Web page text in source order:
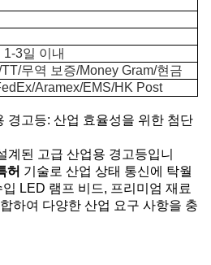
3일 이내
무역 보증/Money Gram/현금
Aramex/EMS/HK Post
경고등: 산업 효율성을 위한 첨단
계된 고급 산업용 경고등입니
허 기술로 산업 상태 통신에 탁월
LED 램프 비드, 프리미엄 재료
하여 다양한 산업 요구 사항을 충